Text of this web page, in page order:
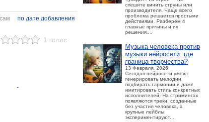
спешите винить струны или
производителя. Чаще всего
проблема решается простыми
действиями. Разберём 4
главные причины и их
решения....
Музыка человека против
музыки нейросети: где
граница творчества?
13 Февраля, 2026
Сегодня нейросети умеют
генерировать мелодии,
подбирать гармонии и даже
имитировать стиль конкретных
исполнителей. На стримингах
появляются треки, созданные
без участия человека, а
крупные лейблы
экспериментируют...
по дате добавления
1 голос